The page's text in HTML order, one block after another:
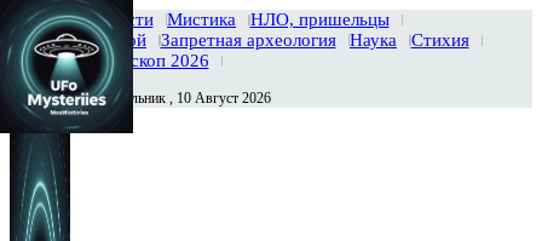
Главная Новости Мистика
НЛО, пришельцы
Тайны вселенной
Запретная археология Наука
Стихия
История
Гороскоп 2026
Сегодня Понедельник , 10 Август 2026